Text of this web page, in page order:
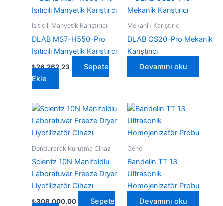
Isıtıcılı Manyetik Karıştırıcı
DLAB MS7-H550-Pro
Isıtıcılı Manyetik Karıştırıcı
₺26.262,23
Sepete
Ekle
Mekanik Karıştırıcı
DLAB OS20-Pro Mekanik
Karıştırıcı
Devamını oku
Dondurarak Kurutma Cihazı
Scientz 10N Manifoldlu
Laboratuvar Freeze Dryer
Liyofilizatör Cihazı
₺308.000,00
Sepete
Genel
Bandelin TT 13
Ultrasonik
Homojenizatör Probu
Devamını oku